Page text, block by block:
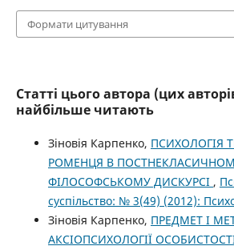
Формати цитування
Статті цього автора (цих
найбільше читають
Зіновія Карпенко, ПСИХОЛОГІЯ
РОМЕНЦЯ В
ФІЛОСОФСЬКОМУ ДИСКУРСІ ,
суспільство: № 3(49) (2012):
Зіновія Карпенко, ПРЕДМЕТ І
АКСІОПСИХОЛОГІЇ